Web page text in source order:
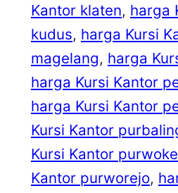
Kantor klaten, harga
kudus, harga Kursi
magelang, harga
harga Kursi Kantor
harga Kursi Kantor
Kursi Kantor
Kursi Kantor
Kantor purworejo,